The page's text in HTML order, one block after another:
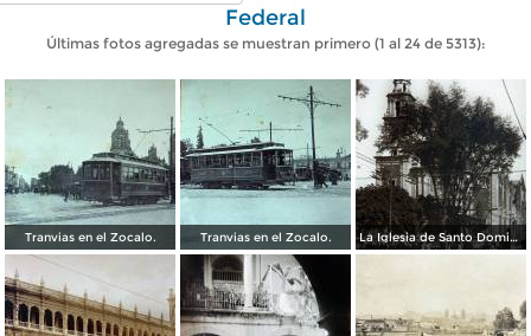
Federal
Últimas fotos agregadas se muestran primero (1 al 24 de 5313):
Tranvias en el Zocalo. Tranvias en el Zocalo. La Iglesia de Santo Domingo.